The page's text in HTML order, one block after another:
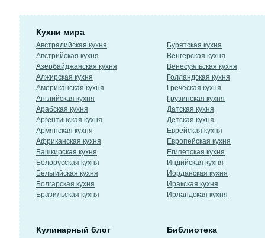
Кухни мира
Австралийская кухня
Австрийская кухня
Азербайджанская кухня
Алжирская кухня
Американская кухня
Английская кухня
Арабская кухня
Аргентинская кухня
Армянская кухня
Африканская кухня
Башкирская кухня
Белорусская кухня
Бельгийская кухня
Болгарская кухня
Бразильская кухня
Бурятская кухня
Венгерская кухня
Венесуэльская кухня
Голландская кухня
Греческая кухня
Грузинская кухня
Датская кухня
Детская кухня
Еврейская кухня
Европейская кухня
Египетская кухня
Индийская кухня
Иорданская кухня
Иракская кухня
Ирландская кухня
Кулинарный блог Библиотека